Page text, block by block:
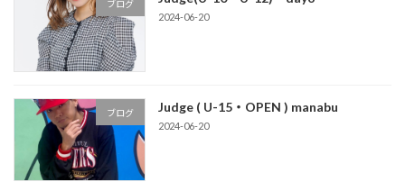
ブログ
2024-06-20
ブログ Judge ( U-15・OPEN ) manabu
2024-06-20